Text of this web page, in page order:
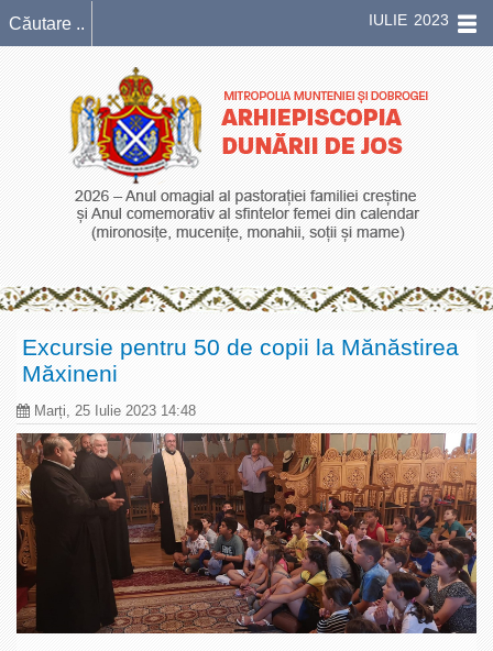
IULIE 2023
Excursie pentru 50 de copii la Mănăstirea
Măxineni
Marți, 25 Iulie 2023 14:48